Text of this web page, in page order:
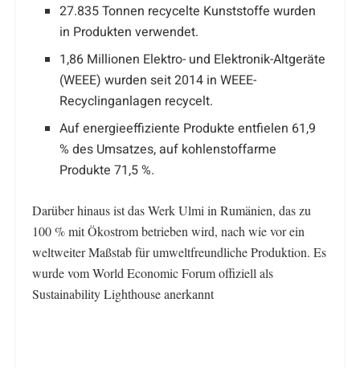
27.835 Tonnen recycelte Kunststoffe wurden
in Produkten verwendet.
1,86 Millionen Elektro- und Elektronik-Altgeräte
(WEEE) wurden seit 2014 in WEEE-
Recyclinganlagen recycelt.
Auf energieeffiziente Produkte entfielen 61,9
% des Umsatzes, auf kohlenstoffarme
Produkte 71,5 %.
Darüber hinaus ist das Werk Ulmi in Rumänien, das zu
100 % mit Ökostrom betrieben wird, nach wie vor ein
weltweiter Maßstab für umweltfreundliche Produktion. Es
wurde vom World Economic Forum offiziell als
Sustainability Lighthouse anerkannt